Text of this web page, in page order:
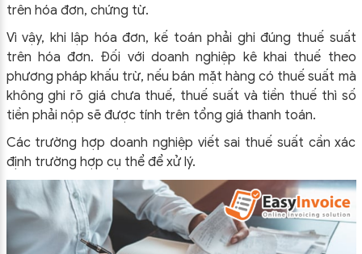
trên hóa đơn, chứng từ.
Vì vậy, khi lập hóa đơn, kế toán phải ghi đúng thuế suất
trên hóa đơn. Đối với doanh nghiệp kê khai thuế theo
phương pháp khấu trừ, nếu bán mặt hàng có thuế suất mà
không ghi rõ giá chưa thuế, thuế suất và tiền thuế thì số
tiền phải nộp sẽ được tính trên tổng giá thanh toán.
Các trường hợp doanh nghiệp viết sai thuế suất cần xác
định trường hợp cụ thể để xử lý.